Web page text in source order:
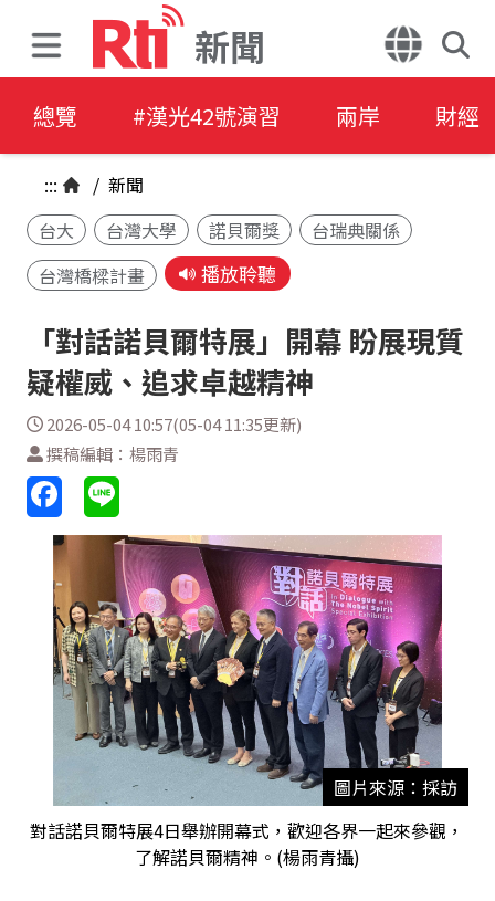
新聞
總覽 #漢光42號演習 兩岸 財經
::: / 新聞
台大
台灣大學 諾貝爾獎
台瑞典關係
台灣橋樑計畫
播放聆聽
「對話諾貝爾特展」開幕 盼展現質
疑權威、追求卓越精神
2026-05-04 10:57(05-04 11:35更新)
撰稿編輯：楊雨青
圖片來源：採訪
對話諾貝爾特展4日舉辦開幕式，歡迎各界一起來參觀，
了解諾貝爾精神。(楊雨青攝)